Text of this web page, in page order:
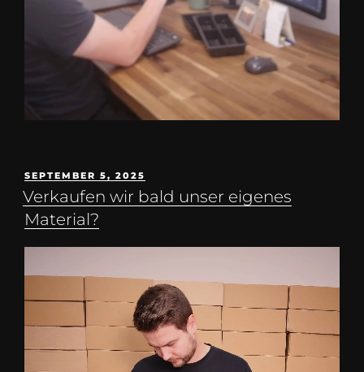
SEPTEMBER 5, 2025
Verkaufen wir bald unser eigenes
Material?